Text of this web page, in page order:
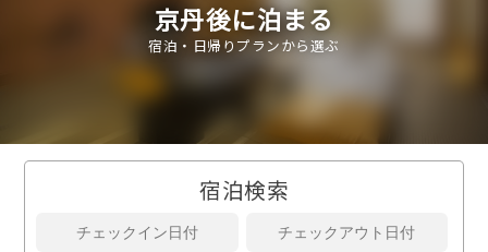
京丹後に泊まる
宿泊・日帰りプランから選ぶ
宿泊検索